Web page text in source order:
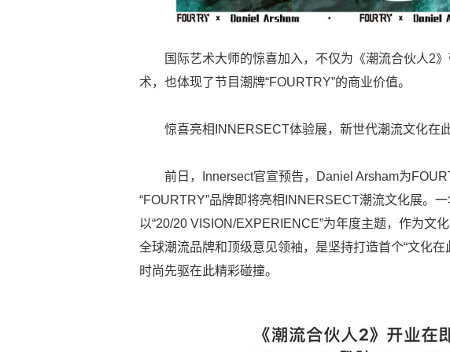
国际艺术大师的惊喜加入，不仅为《潮流合伙人2
术，也体现了节目潮牌“FOURTRY”的商业价值。
惊喜亮相INNERSECT体验展，新世代潮流文化在
前日，Innersect官宣预告，Daniel Arsham为
“FOURTRY”品牌即将亮相INNERSECT潮流文化展。
以“20/20 VISION/EXPERIENCE”为年度主题，作为文
全球潮流品牌和顶级意见领袖，是坚持打造首个“文化
时尚先驱在此精彩碰撞。